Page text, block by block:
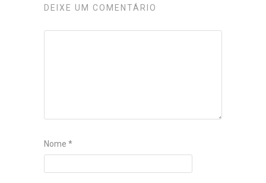
DEIXE UM COMENTÁRIO
Nome *